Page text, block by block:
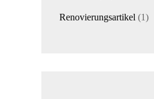
Renovierungsartikel 11